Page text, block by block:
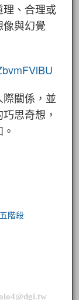
、合理或
與幻覺
關係，並
思奇想，
階段